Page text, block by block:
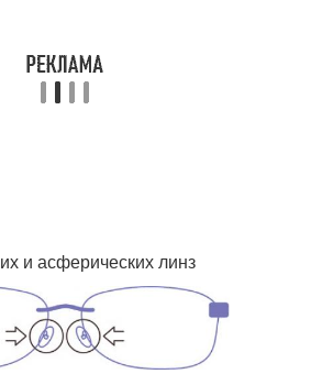
и асферических линз